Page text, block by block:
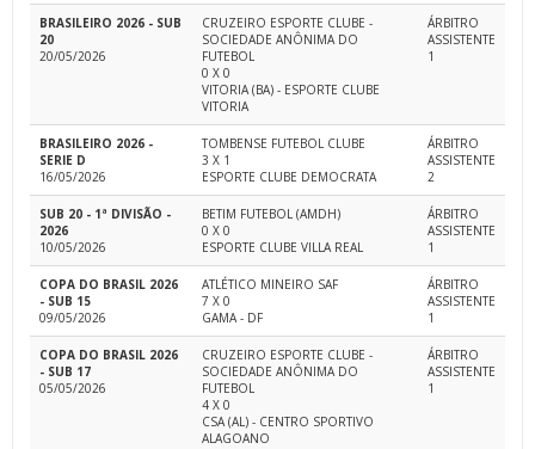
BRASILEIRO 2026 - SUB
20
20/05/2026
CRUZEIRO ESPORTE CLUBE -
SOCIEDADE ANÔNIMA DO
FUTEBOL
0 X 0
VITORIA (BA) - ESPORTE CLUBE
VITORIA
ÁRBITRO
ASSISTENTE
1
BRASILEIRO 2026 -
SERIE D
16/05/2026
TOMBENSE FUTEBOL CLUBE
3 X 1
ESPORTE CLUBE DEMOCRATA
ÁRBITRO
ASSISTENTE
2
SUB 20 - 1ª DIVISÃO -
2026
10/05/2026
BETIM FUTEBOL (AMDH)
0 X 0
ESPORTE CLUBE VILLA REAL
ÁRBITRO
ASSISTENTE
1
COPA DO BRASIL 2026
- SUB 15
09/05/2026
ATLÉTICO MINEIRO SAF
7 X 0
GAMA - DF
ÁRBITRO
ASSISTENTE
1
COPA DO BRASIL 2026
- SUB 17
05/05/2026
CRUZEIRO ESPORTE CLUBE -
SOCIEDADE ANÔNIMA DO
FUTEBOL
4 X 0
CSA (AL) - CENTRO SPORTIVO
ALAGOANO
ÁRBITRO
ASSISTENTE
1